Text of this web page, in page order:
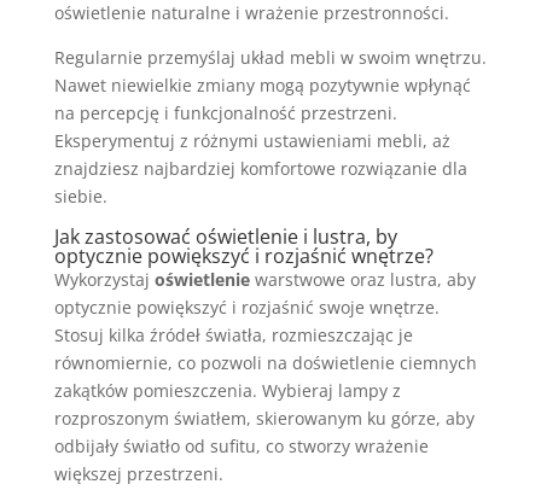
oświetlenie naturalne i wrażenie przestronności.
Regularnie przemyślaj układ mebli w swoim wnętrzu.
Nawet niewielkie zmiany mogą pozytywnie wpłynąć
na percepcję i funkcjonalność przestrzeni.
Eksperymentuj z różnymi ustawieniami mebli, aż
znajdziesz najbardziej komfortowe rozwiązanie dla
siebie.
Jak zastosować oświetlenie i lustra, by
optycznie powiększyć i rozjaśnić wnętrze?
Wykorzystaj oświetleniewarstwowe oraz lustra, aby
optycznie powiększyć i rozjaśnić swoje wnętrze.
Stosuj kilka źródeł światła, rozmieszczając je
równomiernie, co pozwoli na doświetlenie ciemnych
zakątków pomieszczenia. Wybieraj lampy z
rozproszonym światłem, skierowanym ku górze, aby
odbijały światło od sufitu, co stworzy wrażenie
większej przestrzeni.